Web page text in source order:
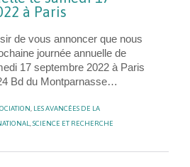
à Paris
de vous annoncer que nous
journée annuelle de
17 septembre 2022 à Paris
Bd du Montparnasse…
, LES AVANCÉES DE LA
,SCIENCE ET RECHERCHE